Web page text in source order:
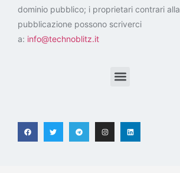
dominio pubblico; i proprietari contrari alla
pubblicazione possono scriverci
a: info@technoblitz.it